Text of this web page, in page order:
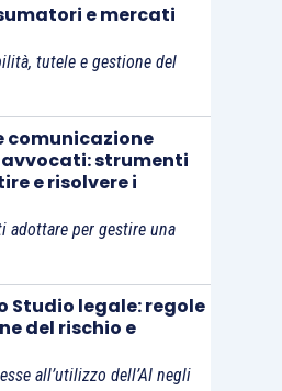
e mercati
tutele e gestione del
comunicazione
strumenti
e risolvere i
adottare per gestire una
Studio legale: regole
del rischio e
all’utilizzo dell’AI negli